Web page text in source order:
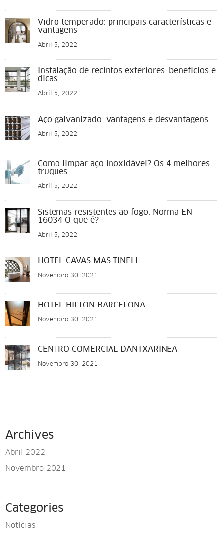
Vidro temperado: principais características e
vantagens
Abril 5, 2022
Instalação de recintos exteriores: benefícios e
dicas
Abril 5, 2022
Aço galvanizado: vantagens e desvantagens
Abril 5, 2022
Como limpar aço inoxidável? Os 4 melhores
truques
Abril 5, 2022
Sistemas resistentes ao fogo. Norma EN
16034 O que é?
Abril 5, 2022
HOTEL CAVAS MAS TINELL
Novembro 30, 2021
HOTEL HILTON BARCELONA
Novembro 30, 2021
CENTRO COMERCIAL DANTXARINEA
Novembro 30, 2021
Archives
Abril 2022
Novembro 2021
Categories
Notícias